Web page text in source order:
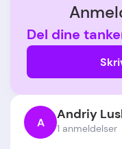
Del dine
A Andriy
1 anmeldelser